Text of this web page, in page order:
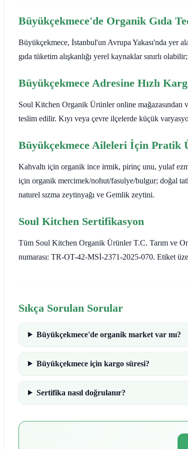
Büyükçekmece'de Organik Gıda
Büyükçekmece, İstanbul'un Avrupa Yakası'nda yer
gıda tüketim alışkanlığı yerel kaynaklar sınırlı
Büyükçekmece Adresine Hızlı
Soul Kitchen Organik Ürünler online
teslim edilir. Kıyı veya çevre ilçelerde küçük
Büyükçekmece Aileleri İçin Pratik
Kahvaltı için organik ince irmik, pirinç unu, yulaf
için organik mercimek/nohut/fasulye/bulgur; doğal
naturel sızma zeytinyağı ve Gemlik zeytini.
Soul Kitchen Sertifikasyon
Tüm Soul Kitchen Organik Ürünler T.C. Tarım ve
numarası: TR-OT-42-MSİ-2371-2025-070. Etiket
Sıkça Sorulan Sorular
Büyükçekmece'de organik market var mı?
Büyükçekmece için kargo süresi?
Sertifika nasıl doğrulanır?